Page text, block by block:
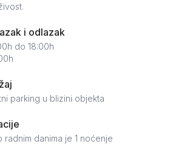
i odlazak
do 18:00h
parking u blizini objekta
radnim danima je 1 noćenje